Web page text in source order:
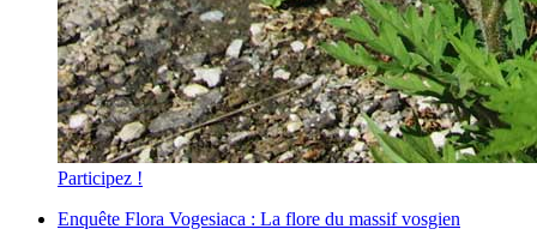
Participez !
Enquête Flora Vogesiaca : La flore du massif vosgien